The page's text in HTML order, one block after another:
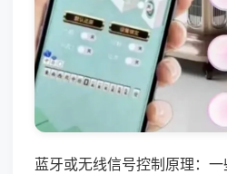
蓝牙或无线信号控制原理：